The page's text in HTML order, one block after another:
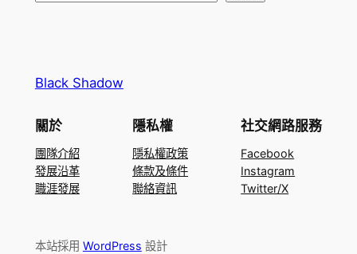
Black Shadow
關於
團隊介紹
發展沿革
職涯發展
隱私權
隱私權政策
條款及條件
聯絡資訊
社交網路服務
Facebook
Instagram
Twitter/X
本站採用 WordPress 設計